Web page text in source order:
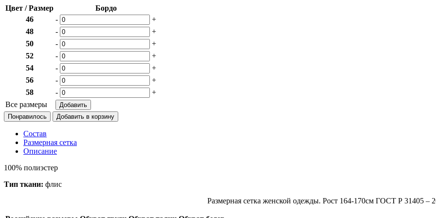
Цвет / Размер
Бордо
46
-
+
48
-
+
50
-
+
52
-
+
54
-
+
56
-
+
58
-
+
Все размеры
Понравилось
Состав
Размерная сетка
Описание
100% полиэстер
Тип ткани: флис
Размерная сетка женской одежды. Рост 164-170см ГОСТ Р 31405 –